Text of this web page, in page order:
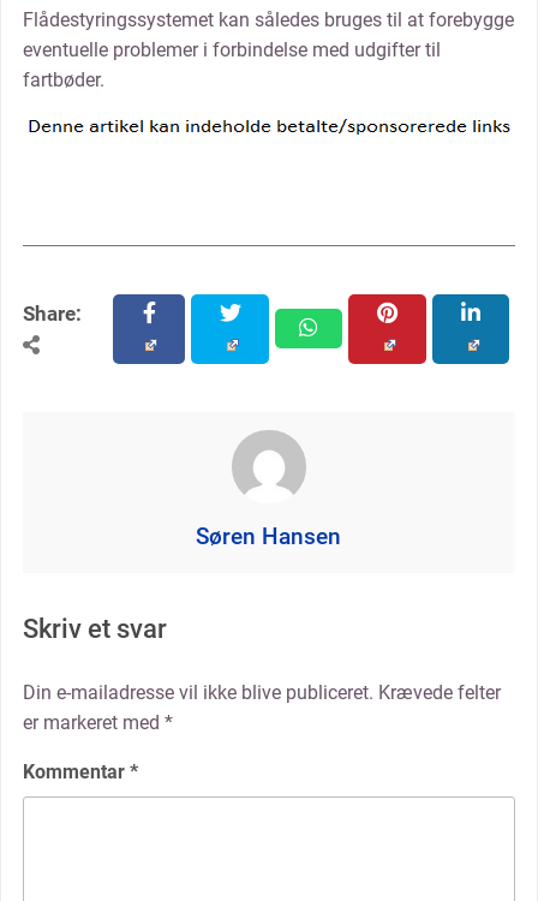
Flådestyringssystemet kan således bruges til at forebygge
eventuelle problemer i forbindelse med udgifter til
fartbøder.
Share: facebooktwitter
whatsapp
pinterest linkedin
Søren Hansen
Skriv et svar
Din e-mailadresse vil ikke blive publiceret. Krævede felter
er markeret med *
Kommentar *